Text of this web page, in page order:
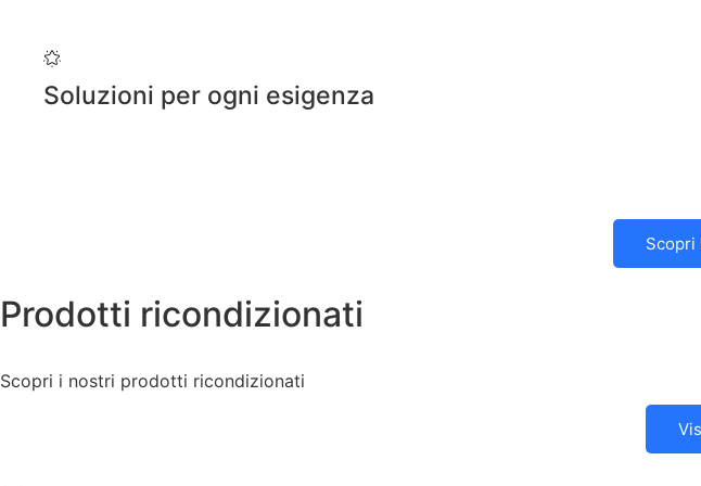
Soluzioni per ogni esigenza
Scopri
Prodotti ricondizionati
Scopri i nostri prodotti ricondizionati